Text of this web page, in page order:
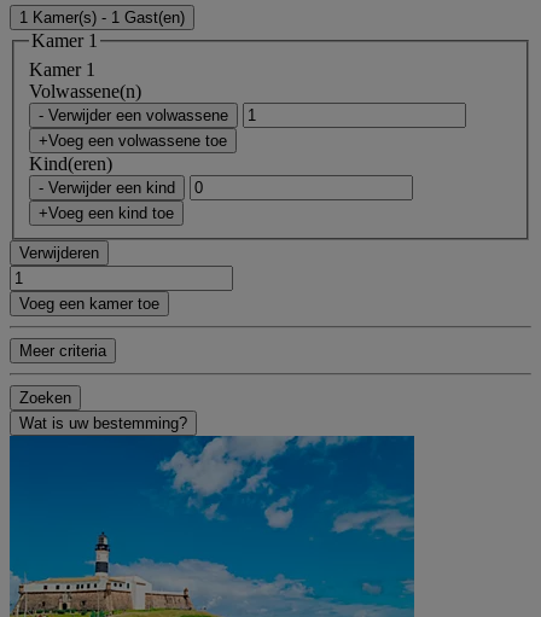
1 Kamer(s) - 1 Gast(en)
Kamer 1
Kamer 1
Volwassene(n)
- Verwijder een volwassene
+Voeg een volwassene toe
Kind(eren)
- Verwijder een kind
+Voeg een kind toe
Verwijderen
Voeg een kamer toe
Meer criteria
Zoeken
Wat is uw bestemming?